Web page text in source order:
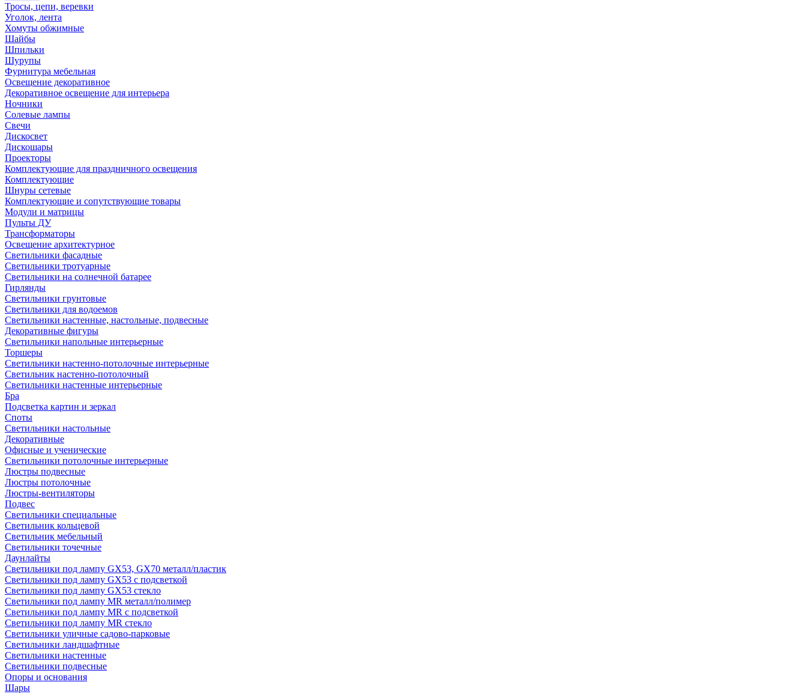
Тросы, цепи, веревки
Уголок, лента
Хомуты обжимные
Шайбы
Шпильки
Шурупы
Фурнитура мебельная
Освещение декоративное
Декоративное освещение для интерьера
Ночники
Солевые лампы
Свечи
Дискосвет
Дискошары
Проекторы
Комплектующие для праздничного освещения
Комплектующие
Шнуры сетевые
Комплектующие и сопутствующие товары
Модули и матрицы
Пульты ДУ
Трансформаторы
Освещение архитектурное
Светильники фасадные
Светильники тротуарные
Светильники на солнечной батарее
Гирлянды
Светильники грунтовые
Светильники для водоемов
Светильники настенные, настольные, подвесные
Декоративные фигуры
Светильники напольные интерьерные
Торшеры
Светильники настенно-потолочные интерьерные
Светильник настенно-потолочный
Светильники настенные интерьерные
Бра
Подсветка картин и зеркал
Споты
Светильники настольные
Декоративные
Офисные и ученические
Светильники потолочные интерьерные
Люстры подвесные
Люстры потолочные
Люстры-вентиляторы
Подвес
Светильники специальные
Светильник кольцевой
Светильник мебельный
Светильники точечные
Даунлайты
Светильники под лампу GX53, GX70 металл/пластик
Светильники под лампу GX53 с подсветкой
Светильники под лампу GX53 стекло
Светильники под лампу MR металл/полимер
Светильники под лампу MR с подсветкой
Светильники под лампу MR стекло
Светильники уличные садово-парковые
Светильники ландшафтные
Светильники настенные
Светильники подвесные
Опоры и основания
Шары